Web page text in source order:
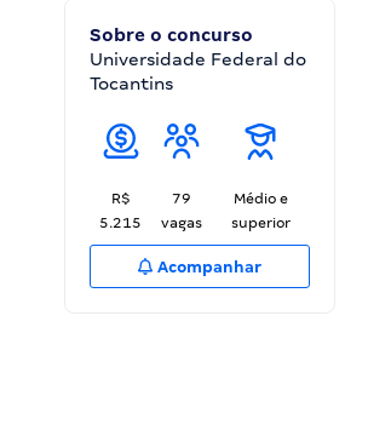
Sobre o concurso
Universidade Federal do
Tocantins
R$
5.215
79
vagas
Médio e
superior
Acompanhar